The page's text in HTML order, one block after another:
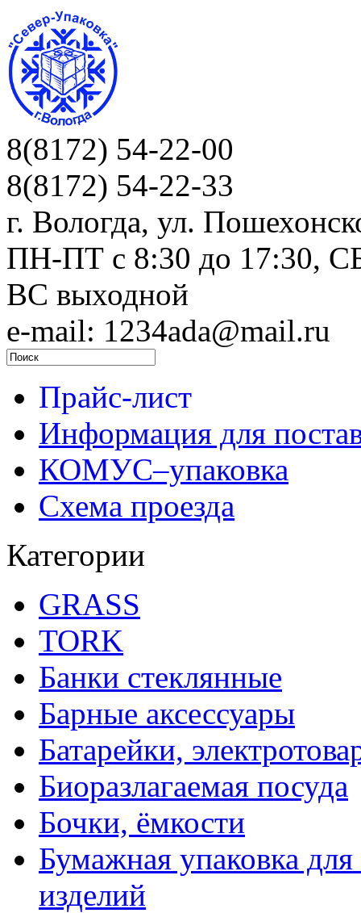
8(8172) 54-22-00
8(8172) 54-22-33
г. Вологда, ул.
ПН-ПТ c 8:30 до 17:30,
ВС выходной
e-mail: 1234ada@mail.ru
Прайс-лист
Информация для
КОМУС–упаковка
Схема проезда
Категории
GRASS
TORK
Банки стеклянные
Барные аксессуары
Батарейки,
Биоразлагаемая посуда
Бочки, ёмкости
Бумажная упаковка
изделий